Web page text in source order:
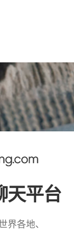
天平台
界各地、